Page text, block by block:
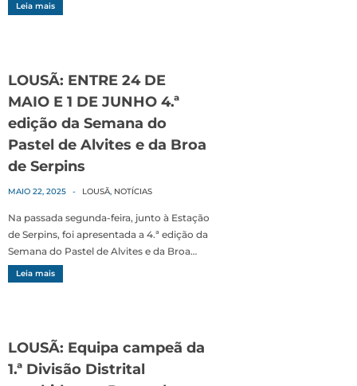
Leia mais
LOUSÃ: ENTRE 24 DE
MAIO E 1 DE JUNHO 4.ª
edição da Semana do
Pastel de Alvites e da Broa
de Serpins
MAIO 22, 2025 - LOUSÃ, NOTÍCIAS
Na passada segunda-feira, junto à Estação
de Serpins, foi apresentada a 4.ª edição da
Semana do Pastel de Alvites e da Broa…
Leia mais
LOUSÃ: Equipa campeã da
1.ª Divisão Distrital